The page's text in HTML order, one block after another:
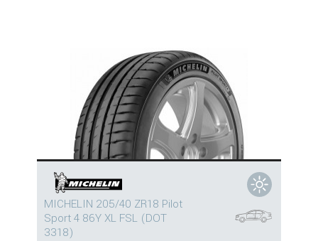
MICHELIN 205/40 ZR18 Pilot
Sport 4 86Y XL FSL (DOT
3318)